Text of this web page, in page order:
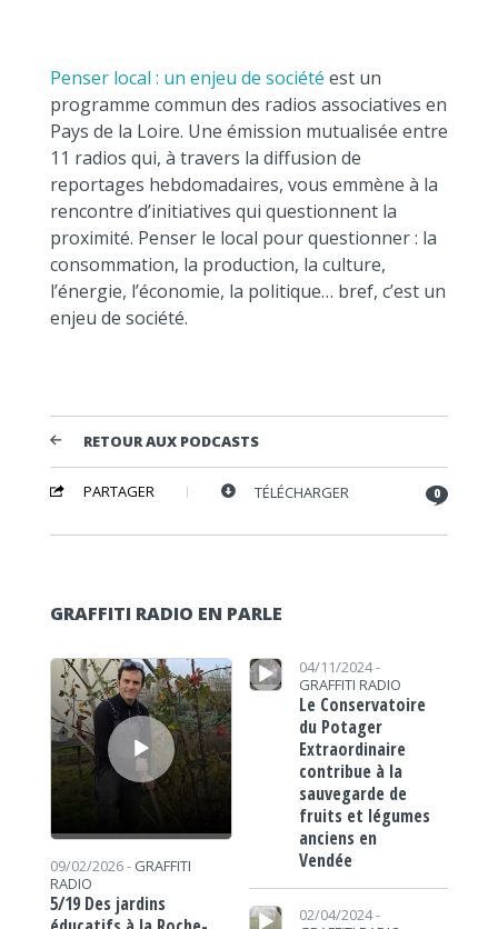
Penser local : un enjeu de société est un
programme commun des radios associatives en
Pays de la Loire. Une émission mutualisée entre
11 radios qui, à travers la diffusion de
reportages hebdomadaires, vous emmène à la
rencontre d’initiatives qui questionnent la
proximité. Penser le local pour questionner : la
consommation, la production, la culture,
l’énergie, l’économie, la politique… bref, c’est un
enjeu de société.
RETOUR AUX PODCASTS
PARTAGER TÉLÉCHARGER 0
GRAFFITI RADIO EN PARLE
Lecteur audio
09/02/2026 - GRAFFITI
RADIO
5/19 Des jardins
Lecteur audio
04/11/2024 -
GRAFFITI RADIO
Le Conservatoire
du Potager
Extraordinaire
contribue à la
sauvegarde de
fruits et légumes
anciens en
Vendée
Lecteur audio
02/04/2024 -